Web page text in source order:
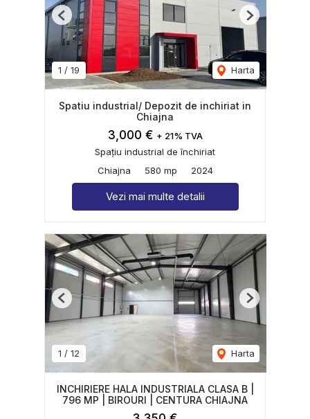
1 / 19 Harta
Previous Next
Spatiu industrial/ Depozit de inchiriat in
Chiajna
3,000 € + 21% TVA
Spațiu industrial de închiriat
Chiajna
580 mp 2024
Vezi mai multe detalii
1 / 12 Harta
Previous Next
INCHIRIERE HALA INDUSTRIALA CLASA B |
796 MP | BIROURI | CENTURA CHIAJNA